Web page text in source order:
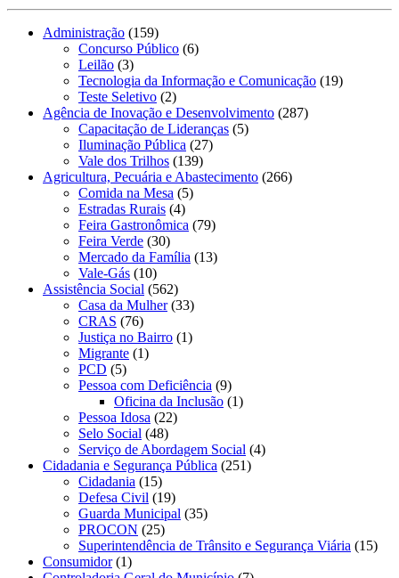
Administração (159)
Concurso Público (6)
Leilão (3)
Tecnologia da Informação e Comunicação (19)
Teste Seletivo (2)
Agência de Inovação e Desenvolvimento (287)
Capacitação de Lideranças (5)
Iluminação Pública (27)
Vale dos Trilhos (139)
Agricultura, Pecuária e Abastecimento (266)
Comida na Mesa (5)
Estradas Rurais (4)
Feira Gastronômica (79)
Feira Verde (30)
Mercado da Família (13)
Vale-Gás (10)
Assistência Social (562)
Casa da Mulher(33)
CRAS (76)
Justiça no Bairro (1)
Migrante (1)
PCD (5)
Pessoa com Deficiência (9)
Oficina da Inclusão (1)
Pessoa Idosa (22)
Selo Social (48)
Serviço de Abordagem Social (4)
Cidadania e Segurança Pública (251)
Cidadania (15)
Defesa Civil (19)
Guarda Municipal (35)
PROCON (25)
Superintendência de Trânsito e Segurança Viária (15)
Consumidor(1)